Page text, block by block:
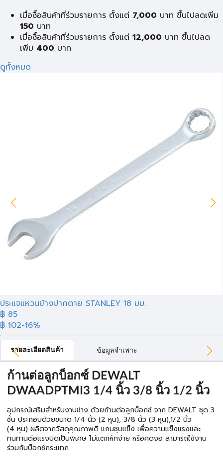
เมื่อซื้อสินค้าที่ร่วมรายการ ตั้งแต่ 7,000 บาท ขึ้นไปลดเพิ่ม
150 บาท
เมื่อซื้อสินค้าที่ร่วมรายการ ตั้งแต่ 12,000 บาท ขึ้นไปลด
เพิ่ม 400 บาท
ดูทั้งหมด
ประแจแหวนข้างปากตาย STANLEY 18 มม.
฿ 85
฿ 102-16%
รายละเอียดสินค้า ข้อมูลจำเพาะ
ก้านต่อลูกบ็อกซ์ DEWALT
DWAADPTMI3 1/4 นิ้ว 3/8 นิ้ว 1/2 นิ้ว
อุปกรณ์เสริมสำหรับงานช่าง ด้วยก้านต่อลูกบ็อกซ์ จาก DEWALT ชุด 3
ชิ้น ประกอบด้วยขนาด 1/4 นิ้ว (2 หุน), 3/8 นิ้ว (3 หุน),1/2 นิ้ว
(4 หุน) ผลิตจากวัสดุคุณภาพดี แกนชุบแข็ง เพื่อความแข็งแรงและ
ทนทานต่อแรงบิดเป็นพิเศษ ไม่แตกหักง่าย หรือคดงอ สามารถใช้งาน
ร่วมกับบ็อกซ์กระแทก